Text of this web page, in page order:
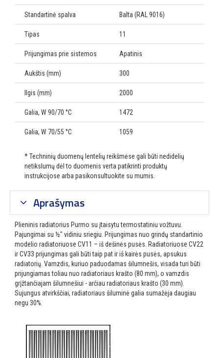
Standartinė spalva Balta (RAL 9016)
Tipas 11
Prijungimas prie sistemos Apatinis
Aukštis (mm) 300
Ilgis (mm) 2000
Galia, W 90/70 °C 1472
Galia, W 70/55 °C 1059
* Techninių duomenų lentelių reikšmėse gali būti nedidelių
netikslumų dėl to duomenis verta patikrinti produktų
instrukcijose arba pasikonsultuokite su mumis.
Aprašymas
Plieninis radiatorius Purmo su įtaisytu termostatiniu vožtuvu.
Pajungimai su ½″ vidiniu sriegiu. Prijungimas nuo grindų standartinio
modelio radiatoriuose CV11 – iš dešinės pusės. Radiatoriuose CV22
ir CV33 prijungimas gali būti taip pat ir iš kairės pusės, apsukus
radiatorių. Vamzdis, kuriuo paduodamas šilumnešis, visada turi būti
prijungiamas toliau nuo radiatoriaus krašto (80 mm), o vamzdis
grįžtančiajam šilumnešiui - arčiau radiatoriaus krašto (30 mm).
Sujungus atvirkščiai, radiatoriaus šiluminė galia sumažėja daugiau
negu 30%.